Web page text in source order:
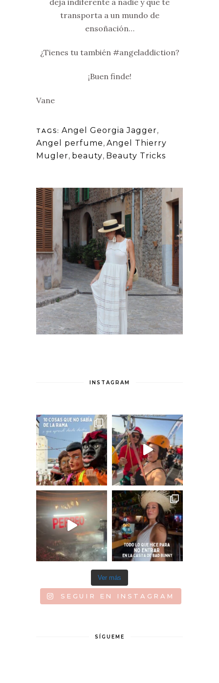
transporta a un mundo de
ensoñación…
¿Tienes tu también #angeladdiction?
¡Buen finde!
Vane
TAGS: Angel Georgia Jagger,
Angel perfume, Angel Thierry
Mugler, beauty, Beauty Tricks
INSTAGRAM
Ver más
SEGUIR EN INSTAGRAM
SÍGUEME